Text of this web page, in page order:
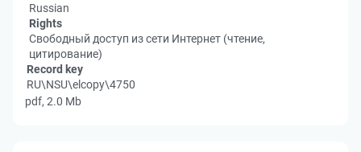
Russian
Rights
Свободный доступ из сети Интернет (чтение,
цитирование)
Record key
RU\NSU\elcopy\4750
pdf, 2.0 Mb